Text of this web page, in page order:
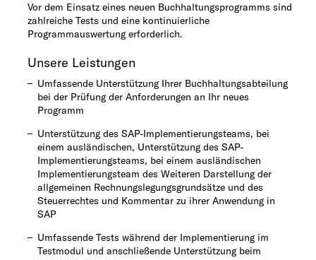
Vor dem Einsatz eines neuen Buchhaltungsprogramms sind
zahlreiche Tests und eine kontinuierliche
Programmauswertung erforderlich.​
Unsere Leistungen
Umfassende Unterstützung Ihrer Buchhaltungsabteilung
bei der Prüfung der Anforderungen an Ihr neues
Programm
Unterstützung des SAP-Implementierungsteams, bei
einem ausländischen​, Unterstützung des SAP-
Implementierungsteams, bei einem ausländischen
Implementierungsteam des Weiteren Darstellung der
allgemeinen Rechnungslegungsgrundsätze und des
Steuerrechtes und Kommentar zu ihrer Anwendung in
SAP​
Umfassende Tests während der Implementierung im
Testmodul und anschließende Unterstützung beim